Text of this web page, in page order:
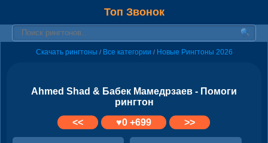
Топ Звонок
Скачать рингтоны / Все категории / Новые Рингтоны 2026
Ahmed Shad & Бабек Мамедрзаев - Помоги
рингтон
<<
♥0+699 >>